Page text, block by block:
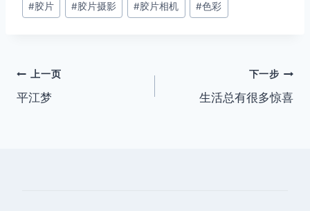
标
#胶片 #胶片摄影 #胶片相机 #色彩
文
章
上一页
平江梦
下一步
生活总有很多惊喜